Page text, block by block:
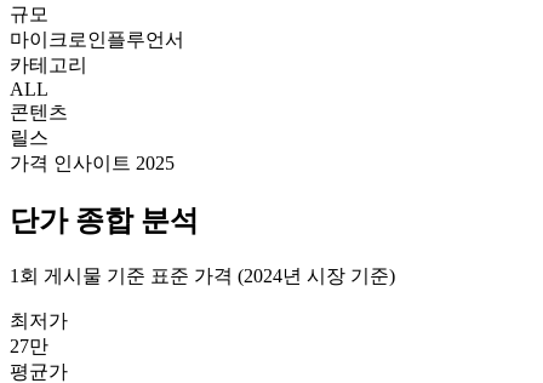
규모
마이크로인플루언서
카테고리
ALL
콘텐츠
릴스
가격 인사이트 2025
단가종합 분석
1회 게시물 기준 표준 가격 (2024년 시장 기준)
최저가
27만
평균가